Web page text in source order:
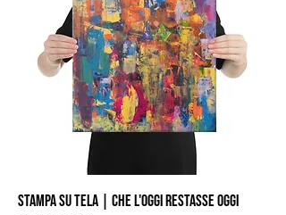
Stampa su Tela | Che l'oggi restasse oggi